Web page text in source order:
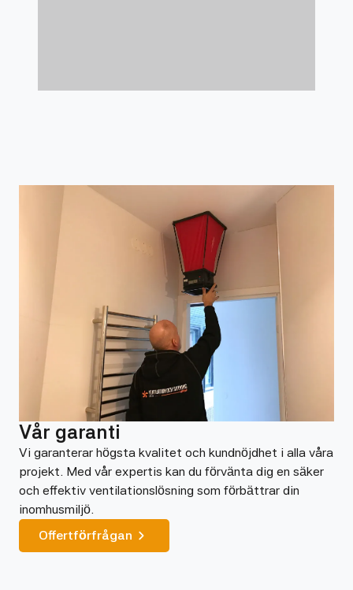
Vår garanti
Vi garanterar högsta kvalitet och kundnöjdhet i alla våra
projekt. Med vår expertis kan du förvänta dig en säker
och effektiv ventilationslösning som förbättrar din
inomhusmiljö.
Offertförfrågan